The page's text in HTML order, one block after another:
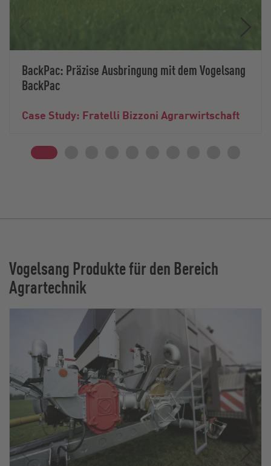
BackPac: Präzise Ausbringung mit dem Vogelsang
BackPac
Case Study: Fratelli Bizzoni Agrarwirtschaft
Vogelsang Produkte für den Bereich
Agrartechnik